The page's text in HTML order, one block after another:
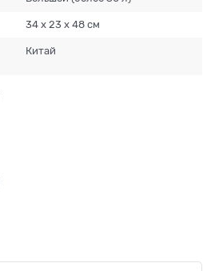
34 x 23 x 48 см
Китай